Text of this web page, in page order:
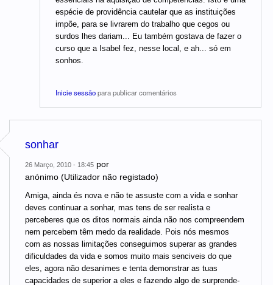
espécie de providência cautelar que as instituições
impõe, para se livrarem do trabalho que cegos ou
surdos lhes dariam... Eu também gostava de fazer o
curso que a Isabel fez, nesse local, e ah... só em
sonhos.
Inicie sessãopara publicar comentários
sonhar
26 Março, 2010 - 18:45 por
anónimo (Utilizador não registado)
Amiga, ainda és nova e não te assuste com a vida e sonhar
deves continuar a sonhar, mas tens de ser realista e
perceberes que os ditos normais ainda não nos compreendem
nem percebem têm medo da realidade. Pois nós mesmos
com as nossas limitações conseguimos superar as grandes
dificuldades da vida e somos muito mais senciveis do que
eles, agora não desanimes e tenta demonstrar as tuas
capacidades de superior a eles e fazendo algo de surprende-